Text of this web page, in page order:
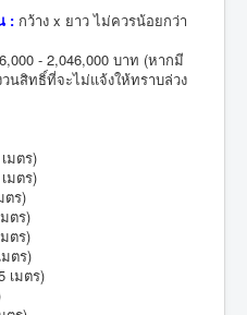
: กว้าง x ยาว ไม่ควรน้อยกว่า
- 2,046,000 บาท (หากมี
นสิทธิ์ที่จะไม่แจ้งให้ทราบล่วง
มตร)
มตร)
ตร)
ตร)
ตร)
ตร)
เมตร)